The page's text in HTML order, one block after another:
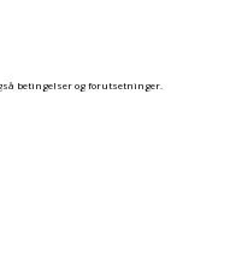
betingelser og forutsetninger.